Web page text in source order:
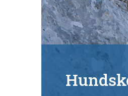
Suchbegriff: